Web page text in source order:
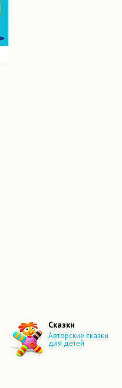
Сказки
Авторские сказки
для детей